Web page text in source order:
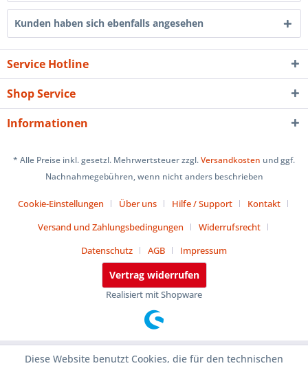
Kunden haben sich ebenfalls angesehen
Service Hotline
Shop Service
Informationen
* Alle Preise inkl. gesetzl. Mehrwertsteuer zzgl.Versandkosten und ggf.
Nachnahmegebühren, wenn nicht anders beschrieben
Cookie-Einstellungen Über uns Hilfe / Support
Kontakt
Versand und Zahlungsbedingungen
Widerrufsrecht
Datenschutz
AGB Impressum
Vertrag widerrufen
Realisiert mit Shopware
Diese Website benutzt Cookies, die für den technischen